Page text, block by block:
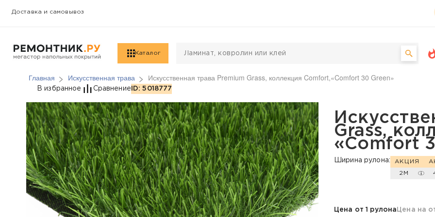
Доставка и самовывоз
Каталог
Главная Искусственная трава Искусственная трава Premium Grass, коллекция Comfort,«Comfort 30 Green»
Искусственная трава Premium Grass,
В избранное Сравнение ID: 5018777
Grass,
«Comfort
Ширина рулона: АКЦИЯ
2М
Цена от 1 рулона Цена на